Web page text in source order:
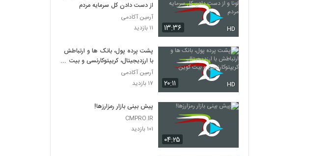
۱۳:۳۶ HD
از دست دادن کل سرمایه مردم
آرمین آکادمی
۱۱ بازدید
۲۰:۱۱ HD
پشت پرده پول، بانک ها و ارتباطش
با ارزدیجیتال، کریپتوکارنسی و بیت
کوین
آرمین آکادمی
۱۷ بازدید
۰۴:۲۵
پیش بینی بازار رمزارزها!
CMPRO.IR
۱۰۱ بازدید